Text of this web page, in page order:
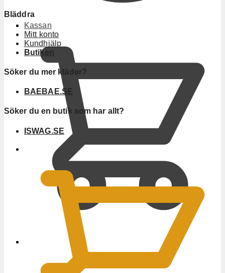
Kassan
Bläddra
Mitt konto
Kundhjälp
Butiken
Söker du mer kläder?
BAEBAE.SE
Söker du en butik som har allt?
ISWAG.SE